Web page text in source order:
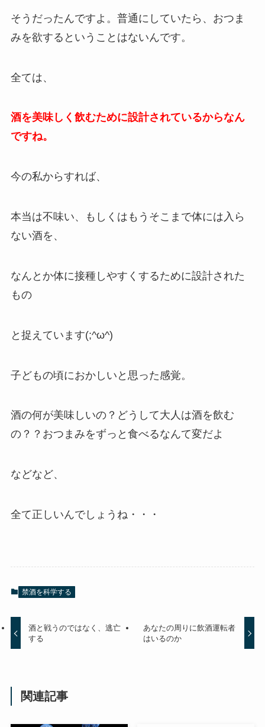
そうだったんですよ。普通にしていたら、おつま
みを欲するということはないんです。
全ては、
酒を美味しく飲むために設計されているからなん
ですね。
今の私からすれば、
本当は不味い、もしくはもうそこまで体には入ら
ない酒を、
なんとか体に接種しやすくするために設計された
もの
と捉えています(;^ω^)
子どもの頃におかしいと思った感覚。
酒の何が美味しいの？どうして大人は酒を飲む
の？？おつまみをずっと食べるなんて変だよ
などなど、
全て正しいんでしょうね・・・
禁酒を科学する
酒と戦うのではなく、逃亡
する
あなたの周りに飲酒運転者
はいるのか
関連記事